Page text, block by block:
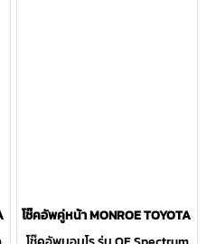
Alphard / Vellfire ANH30 ปี 15-23 OE
โช๊คอัพคู่หน้า MONROE TOYOTA